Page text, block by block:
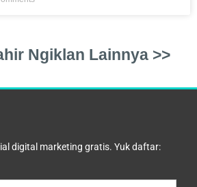
Ngiklan Lainnya >>
digital marketing gratis. Yuk daftar: